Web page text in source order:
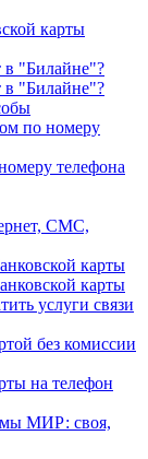
карты
в "Билайне"?
в "Билайне"?
по номеру
телефона
СМС,
карты
карты
услуги связи
без комиссии
на телефон
МИР: своя,